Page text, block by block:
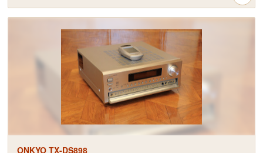
ONKYO TX-DS898